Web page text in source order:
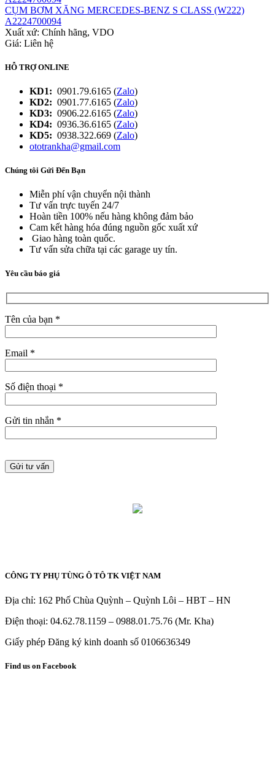
CỤM BƠM XĂNG MERCEDES-BENZ S CLASS (W222)
A2224700094
Xuất xứ: Chính hãng, VDO
Giá: Liên hệ
HỖ TRỢ ONLINE
KD1: 0901.79.6165 (Zalo)
KD2: 0901.77.6165 (Zalo)
KD3: 0906.22.6165 (Zalo)
KD4: 0936.36.6165 (Zalo)
KD5: 0938.322.669 (Zalo)
ototrankha@gmail.com
Chúng tôi Gửi Đến Bạn
Miễn phí vận chuyển nội thành
Tư vấn trực tuyến 24/7
Hoàn tiền 100% nếu hàng không đảm bảo
Cam kết hàng hóa đúng nguồn gốc xuất xứ
Giao hàng toàn quốc.
Tư vấn sửa chữa tại các garage uy tín.
Yêu cầu báo giá
Tên của bạn *
Email *
Số điện thoại *
Gửi tin nhắn *
CÔNG TY PHỤ TÙNG Ô TÔ TK VIỆT NAM
Địa chỉ: 162 Phố Chùa Quỳnh – Quỳnh Lôi – HBT – HN
Điện thoại: 04.62.78.1159 – 0988.01.75.76 (Mr. Kha)
Giấy phép Đăng ký kinh doanh số 0106636349
Find us on Facebook